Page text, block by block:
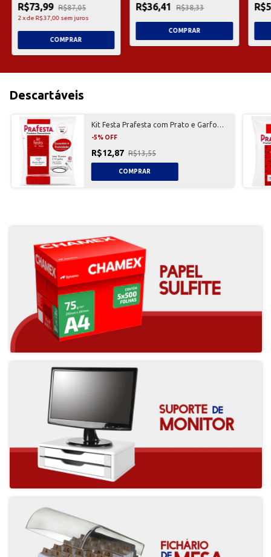
R$73,99 R$87,05
2xdeR$37,00 sem juros
R$36,41 R$38,33
Descartáveis
Kit Festa Prafesta com Prato e Garfo
-5% OFF
R$12,87 R$13,55